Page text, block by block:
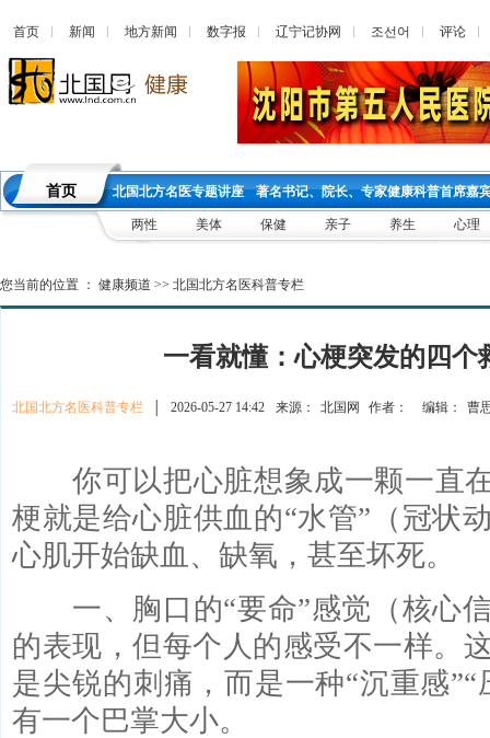
首页 新闻 地方新闻 数字报 辽宁记协网 조선어 评论
首页 北国北方名医专题讲座 著名书记、院长、专家健康科普首席嘉
两性 美体 保健 亲子 养生 心理
您当前的位置 ： 健康频道 >> 北国北方名医科普专栏
一看就懂：心梗突发的四个
北国北方名医科普专栏 2026-05-27 14:42 来源： 北国网 作者： 编辑： 曹
你可以把心脏想象成一颗一直在
梗就是给心脏供血的“水管”（冠状
心肌开始缺血、缺氧，甚至坏死。
一、胸口的“要命”感觉（核心
的表现，但每个人的感受不一样。
是尖锐的刺痛，而是一种“沉重感
有一个巴掌大小。